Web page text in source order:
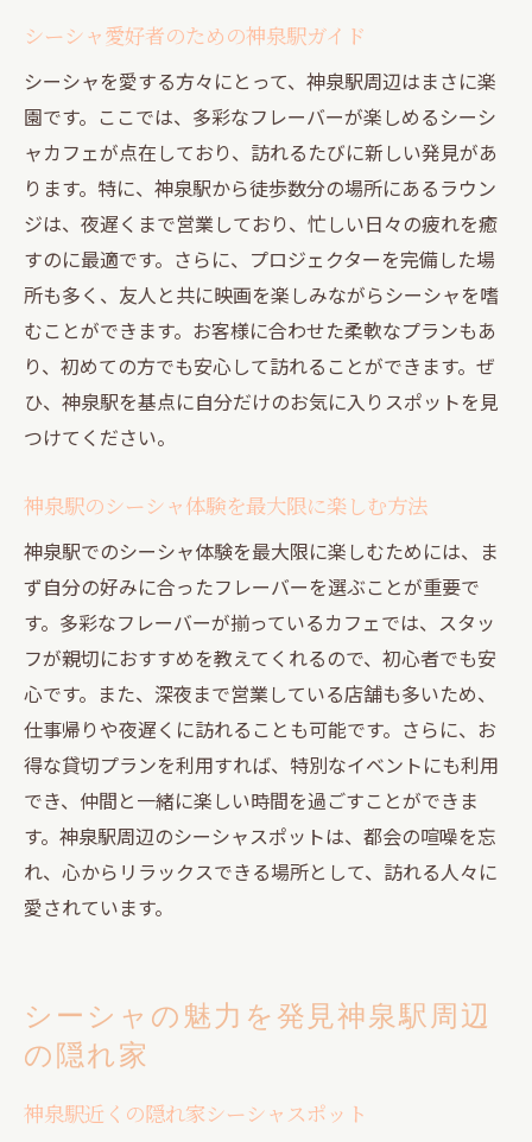
シーシャ愛好者のための神泉駅ガイド
シーシャを愛する方々にとって、神泉駅周辺はまさに楽
園です。ここでは、多彩なフレーバーが楽しめるシーシ
ャカフェが点在しており、訪れるたびに新しい発見があ
ります。特に、神泉駅から徒歩数分の場所にあるラウン
ジは、夜遅くまで営業しており、忙しい日々の疲れを癒
すのに最適です。さらに、プロジェクターを完備した場
所も多く、友人と共に映画を楽しみながらシーシャを嗜
むことができます。お客様に合わせた柔軟なプランもあ
り、初めての方でも安心して訪れることができます。ぜ
ひ、神泉駅を基点に自分だけのお気に入りスポットを見
つけてください。
神泉駅のシーシャ体験を最大限に楽しむ方法
神泉駅でのシーシャ体験を最大限に楽しむためには、ま
ず自分の好みに合ったフレーバーを選ぶことが重要で
す。多彩なフレーバーが揃っているカフェでは、スタッ
フが親切におすすめを教えてくれるので、初心者でも安
心です。また、深夜まで営業している店舗も多いため、
仕事帰りや夜遅くに訪れることも可能です。さらに、お
得な貸切プランを利用すれば、特別なイベントにも利用
でき、仲間と一緒に楽しい時間を過ごすことができま
す。神泉駅周辺のシーシャスポットは、都会の喧噪を忘
れ、心からリラックスできる場所として、訪れる人々に
愛されています。
シーシャの魅力を発見神泉駅周辺
の隠れ家
神泉駅近くの隠れ家シーシャスポット